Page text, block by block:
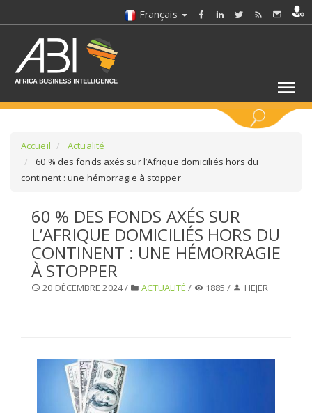
Français
SÉLECTIONNEZ UN DOSSIER
SELECTIONNEZ UNE SECTION
Accueil
Actualité
60 % des fonds axés sur l’Afrique domiciliés hors du
continent : une hémorragie à stopper
60 % DES FONDS AXÉS SUR
L’AFRIQUE DOMICILIÉS HORS DU
CONTINENT : UNE HÉMORRAGIE
À STOPPER
20 DÉCEMBRE 2024 / ACTUALITÉ / 1885 / HEJER